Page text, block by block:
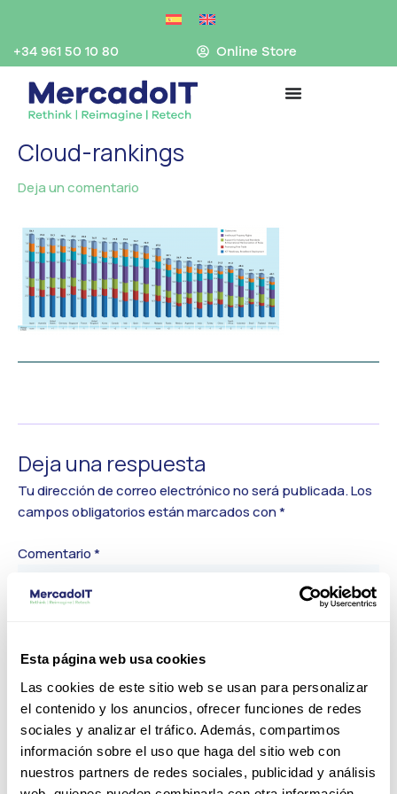
Esta página web usa cookies
Las cookies de este sitio web se usan para personalizar
el contenido y los anuncios, ofrecer funciones de redes
sociales y analizar el tráfico. Además, compartimos
información sobre el uso que haga del sitio web con
nuestros partners de redes sociales, publicidad y análisis
contenido
+34 961 50 10 80 Online Store
Cloud-rankings
Deja un comentario
Deja una respuesta
Tu dirección de correo electrónico no será publicada.Los
campos obligatorios están marcados con*
Comentario*
Nombre*